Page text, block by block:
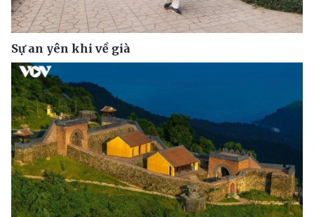
Sự an yên khi về già